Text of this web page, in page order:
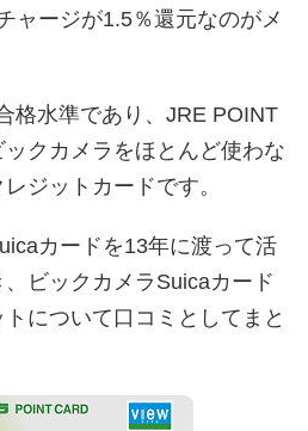
ャージが1.5％還元なのがメ
格水準であり、JRE POINT
クカメラをほとんど使わな
ジットカードです。
カードを13年に渡って活
ビックカメラSuicaカード
について口コミとしてまと